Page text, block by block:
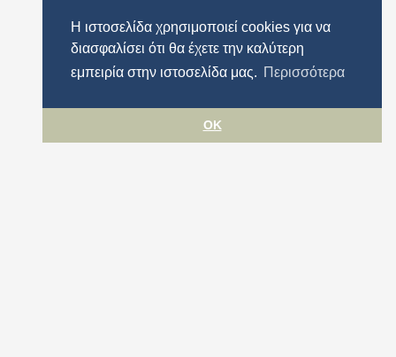
Η ιστοσελίδα χρησιμοποιεί cookies για να
διασφαλίσει ότι θα έχετε την καλύτερη
εμπειρία στην ιστοσελίδα μας. Περισσότερα
OK